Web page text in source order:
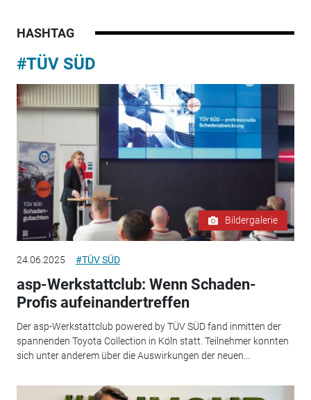
HASHTAG
#TÜV SÜD
Bildergalerie
24.06.2025 #TÜV SÜD
asp-Werkstattclub: Wenn Schaden-
Profis aufeinandertreffen
Der asp-Werkstattclub powered by TÜV SÜD fand inmitten der
spannenden Toyota Collection in Köln statt. Teilnehmer konnten
sich unter anderem über die Auswirkungen der neuen...